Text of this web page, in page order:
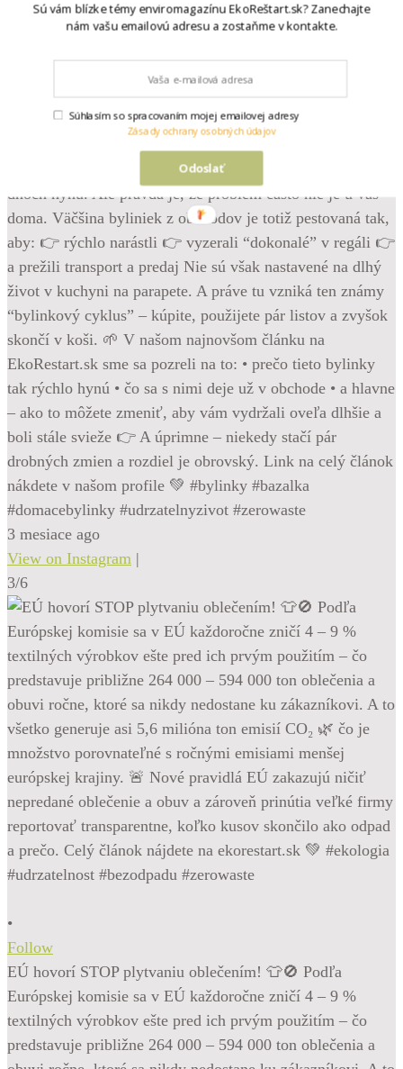
Krásne, svieže bylinky z obchodu – bazalka, mäta,
mesiace. A potom príde realita. Žltnú. Vädnú. Hneď po pár
dňoch hynú. Ale pravda je, že problém často nie je u vás
doma. Väčšina byliniek z obchodov je totiž pestovaná tak,
aby: 👉 rýchlo narástli 👉 vyzerali “dokonalé” v regáli 👉
a prežili transport a predaj Nie sú však nastavené na dlhý
život v kuchyni na parapete. A práve tu vzniká ten známy
“bylinkový cyklus” – kúpite, použijete pár listov a zvyšok
skončí v koši. 🌱 V našom najnovšom článku na
EkoRestart.sk sme sa pozreli na to: • prečo tieto bylinky
tak rýchlo hynú • čo sa s nimi deje už v obchode • a hlavne
– ako to môžete zmeniť, aby vám vydržali oveľa dlhšie a
boli stále svieže 👉 A úprimne – niekedy stačí pár
drobných zmien a rozdiel je obrovský. Link na celý článok
nákdete v našom profile 💚 #bylinky #bazalka
#domacebylinky #udrzatelnyzivot #zerowaste
3 mesiace ago
View on Instagram |
3/6
•
Follow
EÚ hovorí STOP plytvaniu oblečením! 👕🚫 Podľa
Európskej komisie sa v EÚ každoročne zničí 4 – 9 %
textilných výrobkov ešte pred ich prvým použitím – čo
predstavuje približne 264 000 – 594 000 ton oblečenia a
Sú vám blízke témy enviromagazínu EkoReštart.sk? Zanechajte
nám vašu emailovú adresu a zostaňme v kontakte.
Odoslať
Súhlasím so spracovaním mojej emailovej adresy
Zásady ochrany osobných údajov